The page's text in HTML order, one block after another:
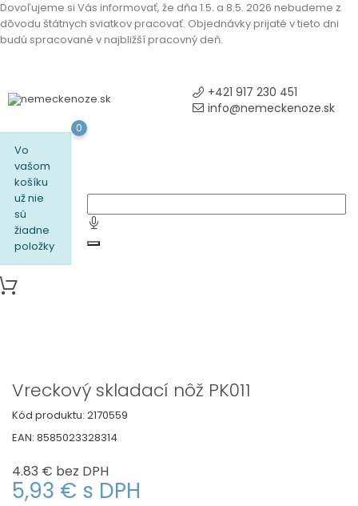
Dovoľujeme si Vás informovať, že dňa 1.5. a 8.5. 2026 nebudeme z
dôvodu štátnych sviatkov pracovať. Objednávky prijaté v tieto dni
budú spracované v najbližší pracovný deň.
+421 917 230 451
info@nemeckenoze.sk
Vo
vašom
košíku
už nie
sú
žiadne
položky
0
Vreckový skladací nôž PK011
Kód produktu: 2170559
EAN: 8585023328314
4.83 € bez DPH
5,93 € s DPH